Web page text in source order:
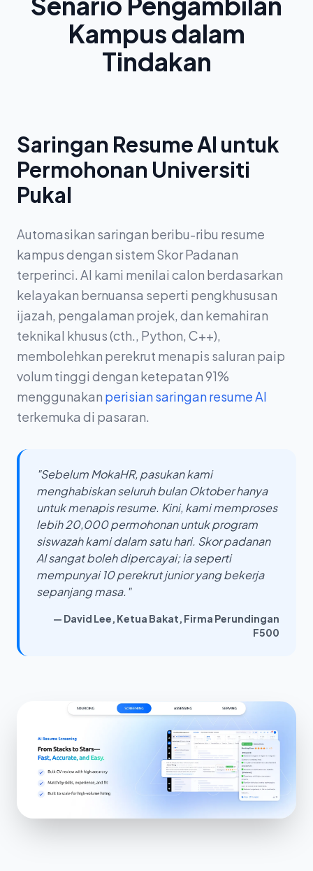
Kampus dalam
Tindakan
Saringan Resume AI untuk
Permohonan Universiti
Pukal
Automasikan saringan beribu-ribu resume
kampus dengan sistem Skor Padanan
terperinci. AI kami menilai calon berdasarkan
kelayakan bernuansa seperti pengkhususan
ijazah, pengalaman projek, dan kemahiran
teknikal khusus (cth., Python, C++),
membolehkan perekrut menapis saluran paip
volum tinggi dengan ketepatan 91%
menggunakan perisian saringan resume AI
terkemuka di pasaran.
"Sebelum MokaHR, pasukan kami
menghabiskan seluruh bulan Oktober hanya
untuk menapis resume. Kini, kami memproses
lebih 20,000 permohonan untuk program
siswazah kami dalam satu hari. Skor padanan
AI sangat boleh dipercayai; ia seperti
mempunyai 10 perekrut junior yang bekerja
sepanjang masa."
— David Lee, Ketua Bakat, Firma Perundingan
F500